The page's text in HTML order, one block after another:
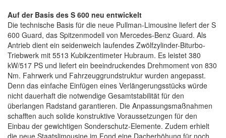
Auf der Basis des S 600 neu entwickelt
Die technische Basis für die neue Pullman-Limousine liefert der S
600 Guard, das Spitzenmodell von Mercedes-Benz Guard. Als
Antrieb dient ein seidenweich laufendes Zwölfzylinder-Biturbo-
Triebwerk mit 5513 Kubikzentimeter Hubraum. Es leistet 380
kW/517 PS und liefert ein beeindruckendes Drehmoment von 830
Nm. Fahrwerk und Fahrzeuggrundstruktur wurden angepasst.
Denn das einfache Einfügen eines Verlängerungsstücks würde
nicht dauerhaft die notwendige Gesamtstabilität für den
überlangen Radstand garantieren. Die Anpassungsmaßnahmen
schafften auch solide konstruktive Voraussetzungen für den
Einbau der gewichtigen Sonderschutz-Elemente. Zudem erhielt
die neue Staatslimousine im Fond eine Dacherhöhung für noch